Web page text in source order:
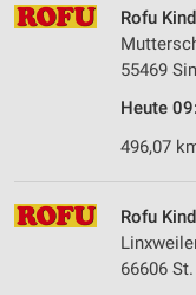
Rofu
55469
Heute
496,07
Rofu
66606
Werbung
Verwendung von
Erstellung von
von Inhalten
Verwendung von
personalisierter
Messung der